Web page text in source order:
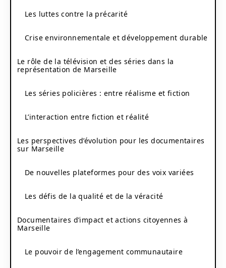
Les luttes contre la précarité
Crise environnementale et développement durable
Le rôle de la télévision et des séries dans la
représentation de Marseille
Les séries policières : entre réalisme et fiction
L’interaction entre fiction et réalité
Les perspectives d’évolution pour les documentaires
sur Marseille
De nouvelles plateformes pour des voix variées
Les défis de la qualité et de la véracité
Documentaires d’impact et actions citoyennes à
Marseille
Le pouvoir de l’engagement communautaire